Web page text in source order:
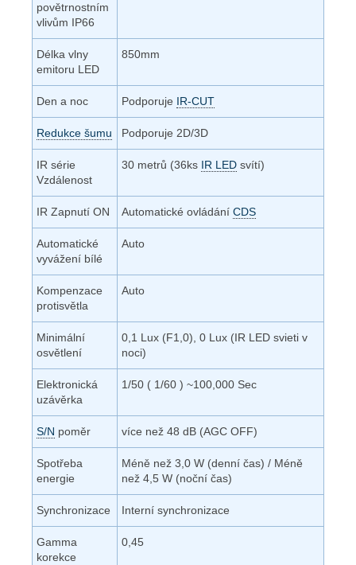
povětrnostním
vlivům IP66
Délka vlny
emitoru LED
850mm
Den a noc Podporuje IR-CUT
Redukce šumu Podporuje 2D/3D
IR série
Vzdálenost
30 metrů (36ks IR LED svítí)
IR Zapnutí ON Automatické ovládání CDS
Automatické
vyvážení bílé
Auto
Kompenzace
protisvětla
Auto
Minimální
osvětlení
0,1 Lux (F1,0), 0 Lux (IR LED svieti v
noci)
Elektronická
uzávěrka
1/50 ( 1/60 ) ~100,000 Sec
S/N poměr více než 48 dB (AGC OFF)
Spotřeba
energie
Méně než 3,0 W (denní čas) / Méně
než 4,5 W (noční čas)
Synchronizace Interní synchronizace
Gamma
korekce
0,45